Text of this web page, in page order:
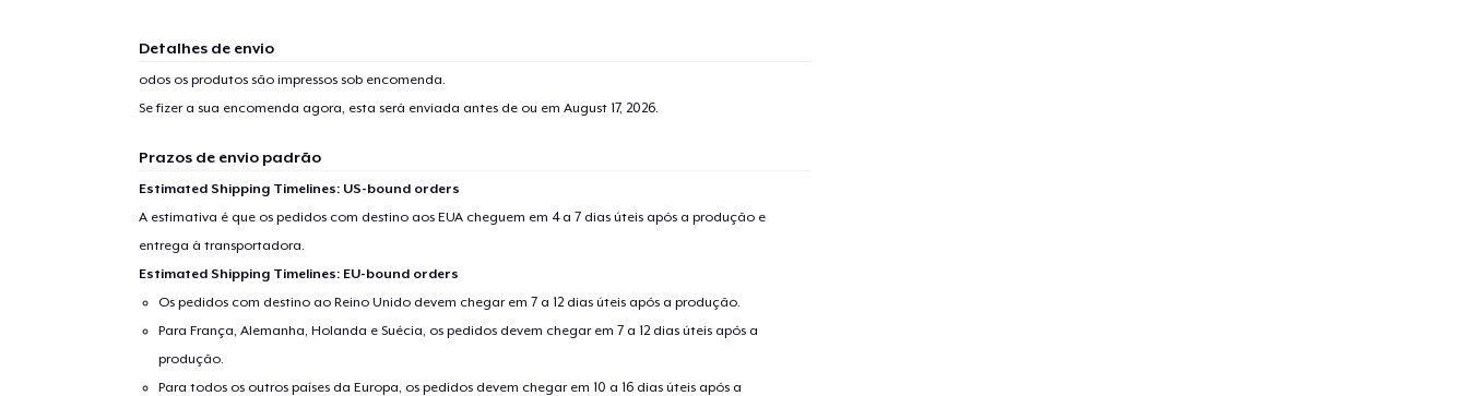
Detalhes de envio
odos os produtos são impressos sob encomenda.
Se fizer a sua encomenda agora, esta será enviada antes de ou em August 17, 2026.
Prazos de envio padrão
Estimated Shipping Timelines: US-bound orders
A estimativa é que os pedidos com destino aos EUA cheguem em 4 a 7 dias úteis após a produção e
entrega à transportadora.
Estimated Shipping Timelines: EU-bound orders
Os pedidos com destino ao Reino Unido devem chegar em 7 a 12 dias úteis após a produção.
Para França, Alemanha, Holanda e Suécia, os pedidos devem chegar em 7 a 12 dias úteis após a
produção.
Para todos os outros países da Europa, os pedidos devem chegar em 10 a 16 dias úteis após a